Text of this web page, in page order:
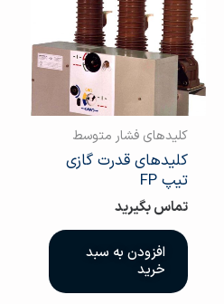
کلیدهای فشار متوسط
کلیدهای قدرت گازی
تیپ FP
تماس بگیرید
افزودن به سبد
خرید